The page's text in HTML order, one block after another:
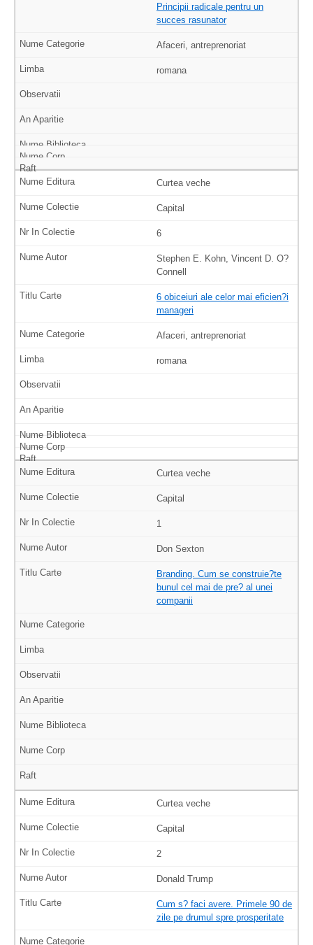
Principii radicale pentru un
succes rasunator
Afaceri, antreprenoriat
romana
Curtea veche
Capital
6
Stephen E. Kohn, Vincent D. O?
Connell
6 obiceiuri ale celor mai eficien?i
manageri
Afaceri, antreprenoriat
romana
Curtea veche
Capital
1
Don Sexton
Branding. Cum se construie?te
bunul cel mai de pre? al unei
companii
Curtea veche
Capital
2
Donald Trump
Cum s? faci avere. Primele 90 de
zile pe drumul spre prosperitate